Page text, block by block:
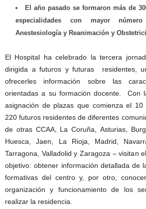
El año pasado se formaron más de
especialidades con mayor
Anestesiología y Reanimación y
El Hospital ha celebrado la tercera
dirigida a futuros y futuras residentes,
ofrecerles información sobre las
orientadas a su formación docente. Con
asignación de plazas que comienza el
220 futuros residentes de diferentes
de otras CCAA, La Coruña, Asturias,
Huesca, Jaen, La Rioja, Madrid,
Tarragona, Valladolid y Zaragoza – visitan
objetivo: obtener información detallada de
formativas del centro y, por otro,
organización y funcionamiento de los
realizar la residencia.